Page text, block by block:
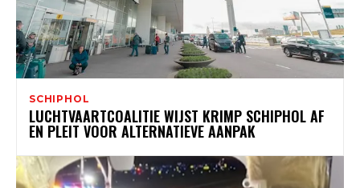
SCHIPHOL
LUCHTVAARTCOALITIE WIJST KRIMP SCHIPHOL AF
EN PLEIT VOOR ALTERNATIEVE AANPAK